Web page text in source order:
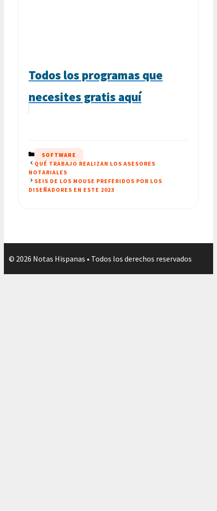
Todos los programas que
necesites gratis aquí
CATEGORÍAS
SOFTWARE
QUÉ TRABAJO REALIZAN LOS ASESORES
NOTARIALES
SEIS DE LOS MOUSE PREFERIDOS POR LOS
DISEÑADORES EN ESTE 2023
© 2026 Notas Hispanas • Todos los derechos reservados